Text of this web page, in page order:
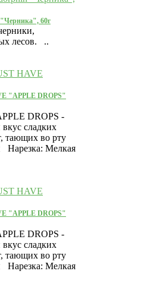
60г
лесов. ..
"APPLE DROPS"
DROPS -
сладких
тающих во рту
Нарезка: Мелкая
"APPLE DROPS"
DROPS -
сладких
тающих во рту
Нарезка: Мелкая